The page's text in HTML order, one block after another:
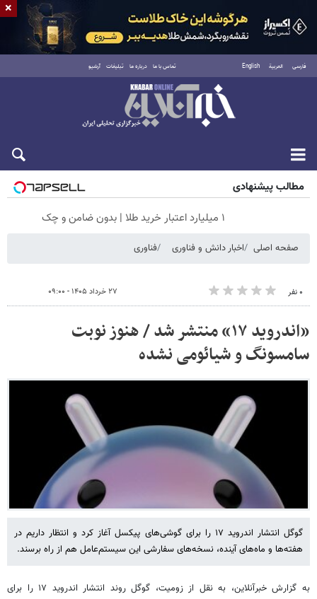
فارسی العربية English تماس با ما درباره ما تبلیغات آرشیو
جمعه ۱۶ مرداد ۱۴۰۵
مطالب پیشنهادی
۱ میلیارد اعتبار خرید طلا | بدون ضامن و چک
صفحه اصلی اخبار دانش و فناوری فناوری
۰ نفر ۲۷ خرداد ۱۴۰۵ - ۰۹:۰۰
«اندروید ۱۷» منتشر شد / هنوز نوبت
سامسونگ و شیائومی نشده
گوگل انتشار اندروید ۱۷ را برای گوشی‌های پیکسل آغاز کرد و انتظار داریم در
هفته‌ها و ماه‌های آینده، نسخه‌های سفارشی این سیستم‌عامل هم از راه برسند.
به گزارش خبرآنلاین، به نقل از زومیت، گوگل روند انتشار اندروید ۱۷ را برای
×